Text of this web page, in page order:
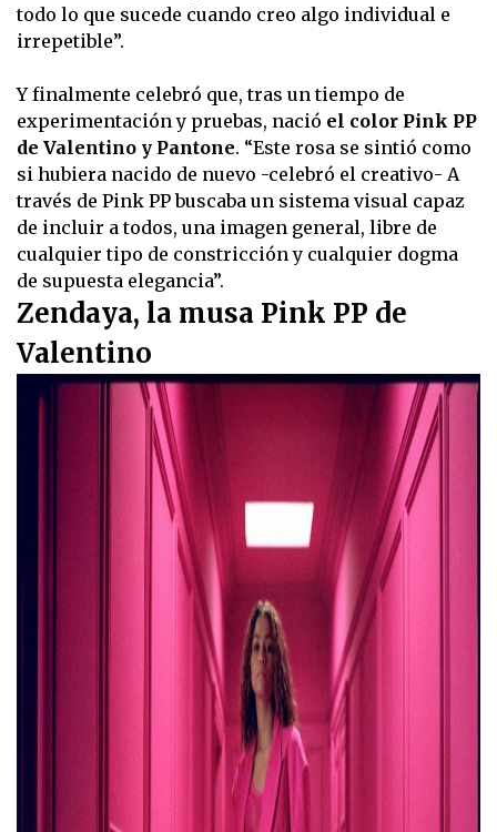
todo lo que sucede cuando creo algo individual e
irrepetible”.
Y finalmente celebró que, tras un tiempo de
experimentación y pruebas, nació el color Pink PP
de Valentino y Pantone. “Este rosa se sintió como
si hubiera nacido de nuevo -celebró el creativo- A
través de Pink PP buscaba un sistema visual capaz
de incluir a todos, una imagen general, libre de
cualquier tipo de constricción y cualquier dogma
de supuesta elegancia”.
Zendaya, la musa Pink PP de
Valentino